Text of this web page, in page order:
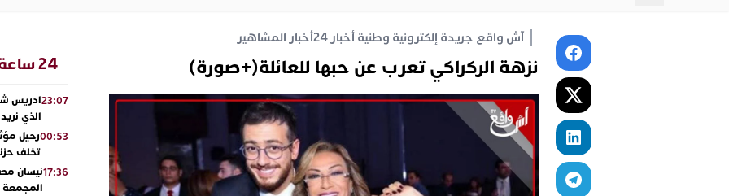
آش واقع جريدة إلكترونية وطنية أخبار 24 أخبار المشاهير
نزهة الركراكي تعرب عن حبها للعائلة(+صورة) 24 ساعة
23:07ادريس
الذي نريد
00:53رحيل
تخلف
17:36نيسان
المجمعة